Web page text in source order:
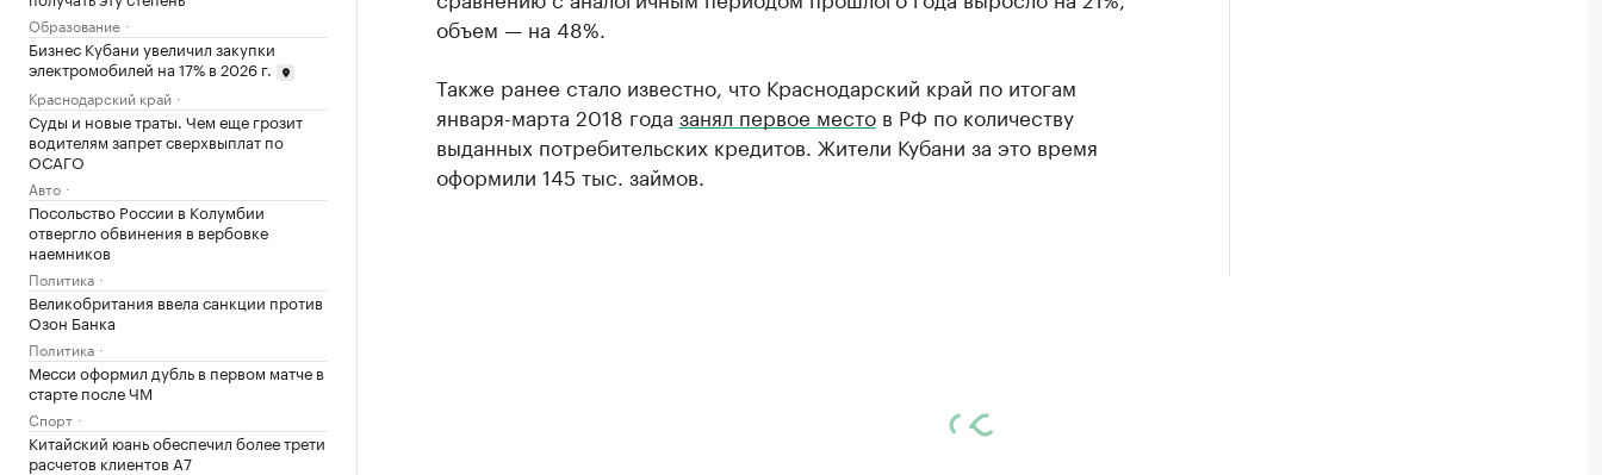
Образование
Бизнес Кубани увеличил закупки
электромобилей на 17% в 2026 г.
Краснодарский край
Суды и новые траты. Чем еще грозит
водителям запрет сверхвыплат по
ОСАГО
Авто
Посольство России в Колумбии
отвергло обвинения в вербовке
наемников
Политика
Великобритания ввела санкции против
Озон Банка
Политика
Месси оформил дубль в первом матче в
старте после ЧМ
Спорт
Китайский юань обеспечил более трети
расчетов клиентов А7
объем — на 48%.
Также ранее стало известно, что Краснодарский край по итогам
января-марта 2018 года занял первое местов РФ по количеству
выданных потребительских кредитов. Жители Кубани за это время
оформили 145 тыс. займов.